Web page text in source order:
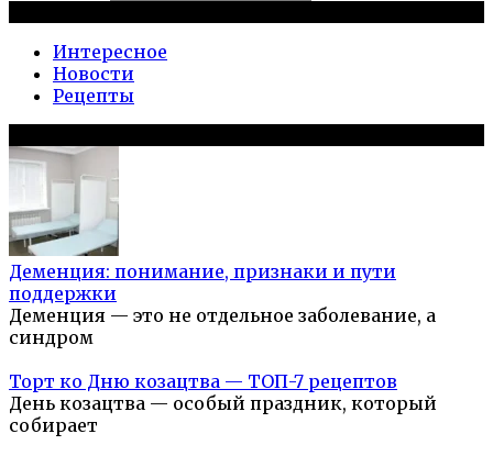
Интересное
Новости
Рецепты
Деменция: понимание, признаки и пути
поддержки
Деменция — это не отдельное заболевание, а
синдром
Торт ко Дню козацтва — ТОП-7 рецептов
День козацтва — особый праздник, который
собирает